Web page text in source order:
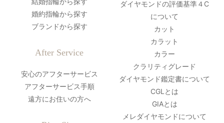
婚約指輪から探す
ブランドから探す
After Service
安心のアフターサービス
アフターサービス手順
遠方にお住いの方へ
ダイヤモンドの評価基準４C
について
カット
カラット
カラー
クラリティグレード
ダイヤモンド鑑定書について
CGLとは
GIAとは
メレダイヤモンドについて